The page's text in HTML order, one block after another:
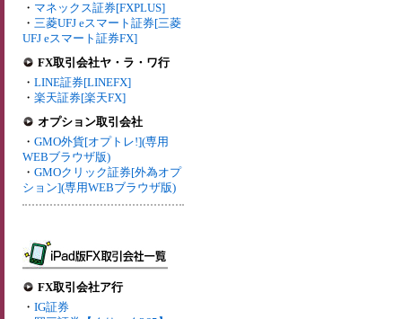
・ マネックス証券[FXPLUS]
・ 三菱UFJ eスマート証券[三菱
UFJ eスマート証券FX]
FX取引会社ヤ・ラ・ワ行
・ LINE証券[LINEFX]
・ 楽天証券[楽天FX]
オプション取引会社
・ GMO外貨[オプトレ!](専用
WEBブラウザ版)
・ GMOクリック証券[外為オプ
ション](専用WEBブラウザ版)
FX取引会社ア行
・ IG証券